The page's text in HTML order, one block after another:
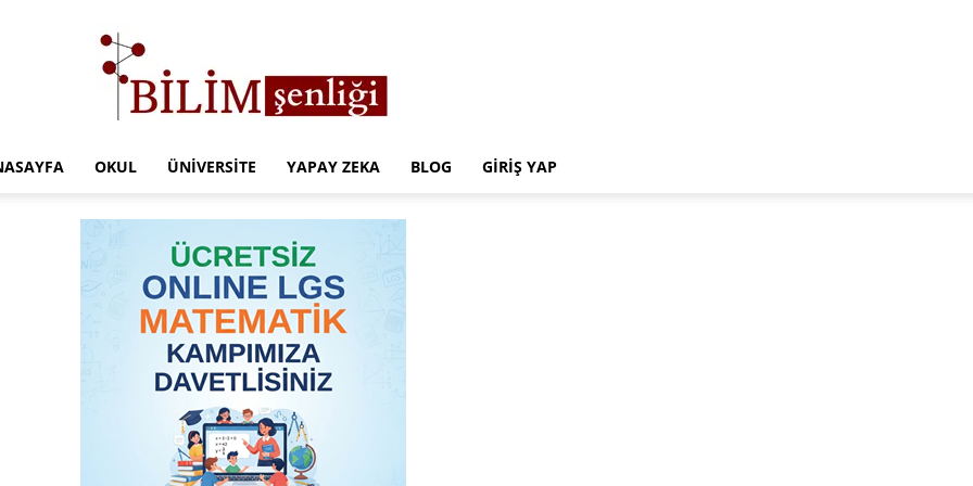
Eğitim
Kampüsü
OKUL ÜNIVERSITE YAPAY ZEKA BLOG GIRIŞ YAP